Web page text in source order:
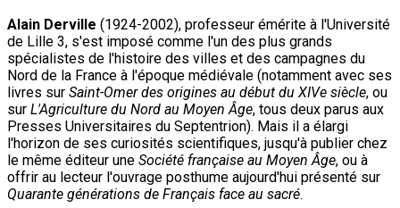
Alain Derville (1924-2002), professeur émérite à l'Université
de Lille 3, s'est imposé comme l'un des plus grands
spécialistes de l'histoire des villes et des campagnes du
Nord de la France à l'époque médiévale (notamment avec ses
livres sur Saint-Omer des origines au début du XIVe siècle, ou
sur L'Agriculture du Nord au Moyen Âge, tous deux parus aux
Presses Universitaires du Septentrion). Mais il a élargi
l'horizon de ses curiosités scientifiques, jusqu'à publier chez
le même éditeur une Société française au Moyen Âge, ou à
offrir au lecteur l'ouvrage posthume aujourd'hui présenté sur
Quarante générations de Français face au sacré.